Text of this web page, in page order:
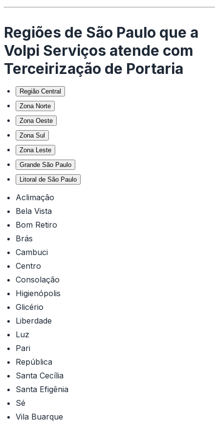
Regiões de São Paulo que a
Volpi Serviços atende com
Terceirização de Portaria
Região Central
Zona Norte
Zona Oeste
Zona Sul
Zona Leste
Grande São Paulo
Litoral de São Paulo
Aclimação
Bela Vista
Bom Retiro
Brás
Cambuci
Centro
Consolação
Higienópolis
Glicério
Liberdade
Luz
Pari
República
Santa Cecília
Santa Efigênia
Sé
Vila Buarque